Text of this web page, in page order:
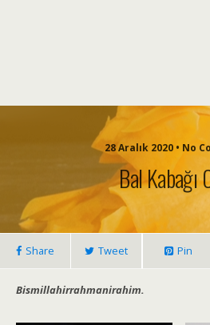
28 Aralık 2020 • No
Bal Kabağı
Share Tweet Pin
Bismillahirrahmanirahim.